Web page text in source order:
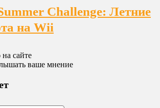
Challenge: Летние
на Wii
на сайте
ваше мнение